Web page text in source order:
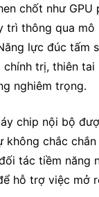
chốt như GPU
trì thông qua mô
lực đúc tấm
trị, thiên tai
nghiêm trọng.
chip nội bộ
chắc
tác tiềm năng
hỗ trợ việc mở